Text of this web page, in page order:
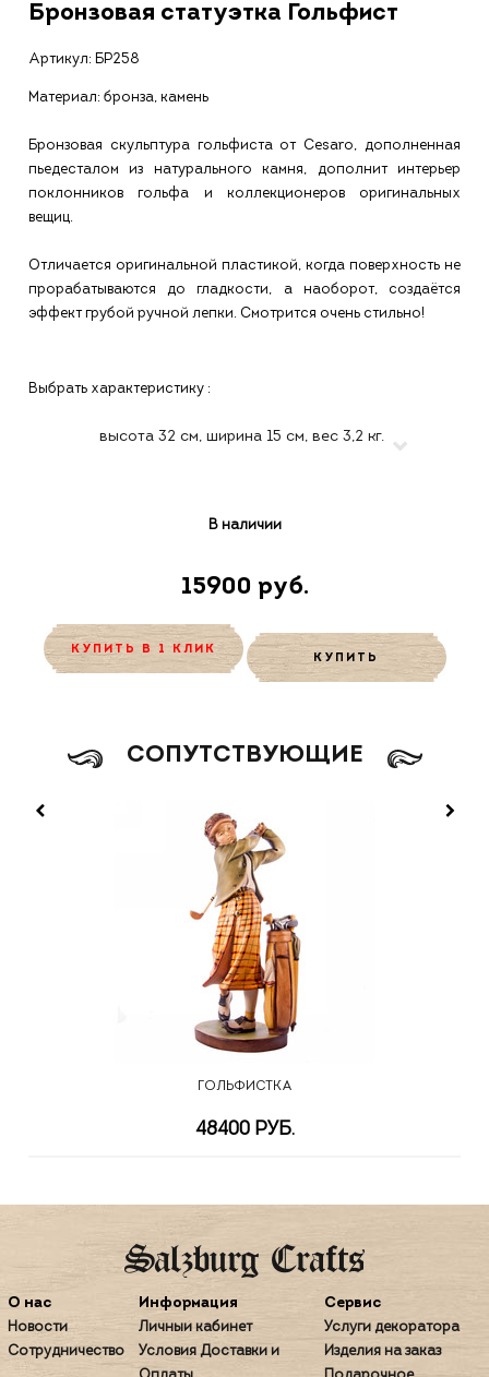
Бронзовая статуэтка Гольфист
Артикул: БР258
Материал: бронза, камень
Бронзовая скульптура гольфиста от Cesaro, дополненная
пьедесталом из натурального камня, дополнит интерьер
поклонников гольфа и коллекционеров оригинальных
вещиц.
Отличается оригинальной пластикой, когда поверхность не
прорабатываются до гладкости, а наоборот, создаётся
эффект грубой ручной лепки. Смотрится очень стильно!
Выбрать характеристику :
В наличии
15900 руб.
КУПИТЬ В 1 КЛИК
КУПИТЬ
CОПУТСТВУЮЩИЕ
ГОЛЬФИСТКА
48400 РУБ.
О нас
Новости
Сотрудничество
Информация
Личный кабинет
Условия Доставки и
Сервис
Услуги декоратора
Изделия на заказ